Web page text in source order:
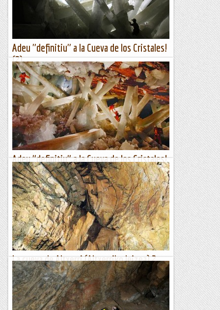
Com un vent en l'espai
Adeu "definitiu" a la Cueva de los Cristales!
(2)
Per cloure aquest comiat inserim dos darrers treballs
publicats al darrer simposi de coves de mines Mine Caves
2013.Naica Caves: Perhaps the most important mine caves of
the...
Espeleobloc
Adeu "definitiu" a la Cueva de los Cristales!
(1)
Segons podem llegir al diari mexicà El Economista, més
enllà de l'aturada temporal provocada per un accident, vistes
les grans dificultats per recuperar...
Espeleobloc
La cueva de Altxerri (Altxerriko leizea) 2
...segueix de l'apunt d'ahir...Descripción del sistema de la
Cueva de Alterri (Orio, País Vasco), plano digital
georeferenciado y notas sobre su fauna hipógea.Carlos
Galán....